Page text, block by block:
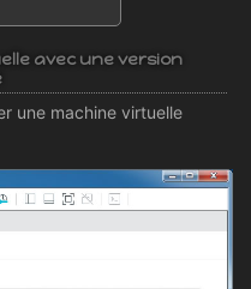
avec une version
une machine virtuelle